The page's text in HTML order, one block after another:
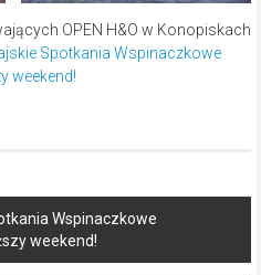
OPEN H&O w Konopiskach
Spotkania Wspinaczkowe
weekend!
Wspinaczkowe
weekend!